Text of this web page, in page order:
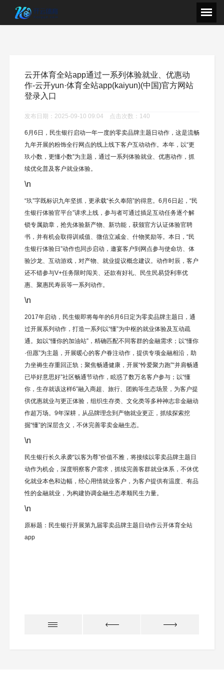
云开体育全站app通过一系列体验就业、优惠动
作-云开yun·体育全站app(kaiyun)(中国)官方网站
登录入口
发布日期：2025-09-10 09:04 点击次数：140
6月6日，民生银行启动一年一度的零卖品牌主题日动作，这是流畅
九年开展的粉饰全行网点的线上线下客户互动动作。本年，以“更
玖小数，更懂小数”为主题，通过一系列体验就业、优惠动作，抓
续优化普及客户就业体验。
\n
“玖”字既标识九年坚抓，更承载“长久奉陪”的得意。6月6日起，“民
生银行体验官平台”讲求上线，参与者可通过插足互动任务逐个解
锁专属勋章，抢先体验新产物、新功能，获颁官方认证体验官聘
书，并有机会取得训戒值、微信立减金、什物奖励等。本日，“民
生银行体验日”动作也同步启动，邀宴客户到网点参与使命坊、体
验沙龙、互动游戏，对产物、就业提议概念建议。动作时辰，客户
还不错参与V+任务限时闯关、还款有好礼、民生民易贷利率优
惠、聚惠民寿辰等一系列动作。
\n
2017年启动，民生银即将每年的6月6日定为零卖品牌主题日，通
过开展系列动作，打造一系列以“懂”为中枢的就业体验及互动疏
通。如以“懂你的加油站”，精确匹配不同客群的金融需求；以“懂你
·但愿”为主题，开展暖心的客户眷注动作，提供专项金融相沿，助
力坐褥生存重回正轨；聚焦畅通健康，开展“怜爱聚力跑”“并肩畅通
已毕好意思好”社区畅通节动作，眩惑了数万名客户参与；以“懂
你，生存就该这样6”融入商超、旅行、团购等生态场景，为客户提
供优惠就业与更正体验，组织生存类、文化类等多种神志非金融动
作超万场。9年深耕，从品牌理念到产物就业更正，抓续探索挖
掘“懂”的深层含义，不休完善零卖金融生态。
\n
民生银行长久承袭“以客为尊”价值不雅，将接续以零卖品牌主题日
动作为机会，深度明察客户需求，抓续完善客群就业体系，不休优
化就业本色和边幅，经心用情就业客户，为客户提供有温度、有品
性的金融就业，为构建协调金融生态孝顺民生力量。
\n
原标题：民生银行开展第九届零卖品牌主题日动作云开体育全站
app